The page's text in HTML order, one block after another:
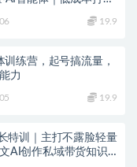
19.9
训练营，起号搞流量，
力
19.9
特训｜主打不露脸轻量
AI创作私域带货知识